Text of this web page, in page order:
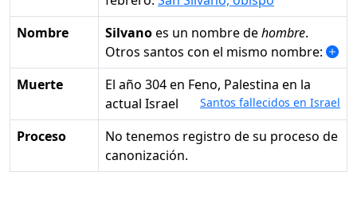
Nombre
Silvanoes un nombre dehombre.
Otros santos con el mismo nombre:
Muerte
el año 304 en Feno, Palestina en la
actual Israel
Santos fallecidos en Israel
Proceso
No tenemos registro de su proceso de
canonización.